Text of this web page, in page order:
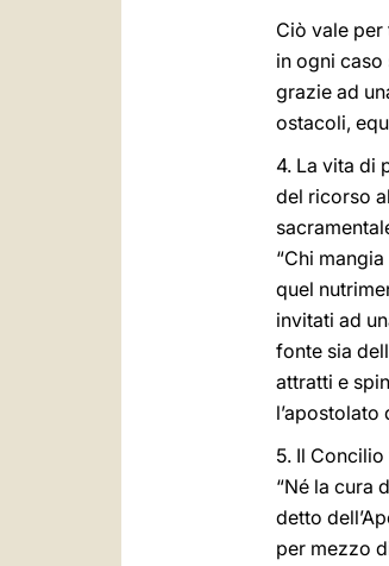
Ciò vale per
in ogni caso
grazie ad
ostacoli,
4. La vita di
del ricorso
“Chi
quel
invitati ad
fonte sia
attratti e
5. Il
“Né la cura
detto
per mezzo